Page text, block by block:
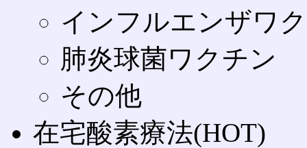
インフルエンザワ
肺炎球菌ワクチン
その他
在宅酸素療法(HOT)